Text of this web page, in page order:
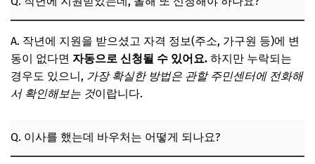
A. 작년에 지원을 받으셨고 자격 정보(주소, 가구원 등)에 변
동이 없다면 자동으로 신청될 수 있어요. 하지만 누락되는
경우도 있으니, 가장 확실한 방법은 관할 주민센터에 전화해
서 확인해보는 것이랍니다.
Q. 이사를 했는데 바우처는 어떻게 되나요?